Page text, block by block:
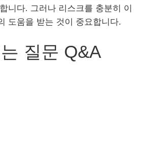
니다. 그러나 리스크를 충분히 이
도움을 받는 것이 중요합니다.
질문 Q&A